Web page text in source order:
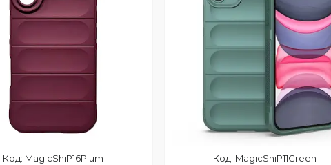
MagicShiP16Plum MagicShiP11Green